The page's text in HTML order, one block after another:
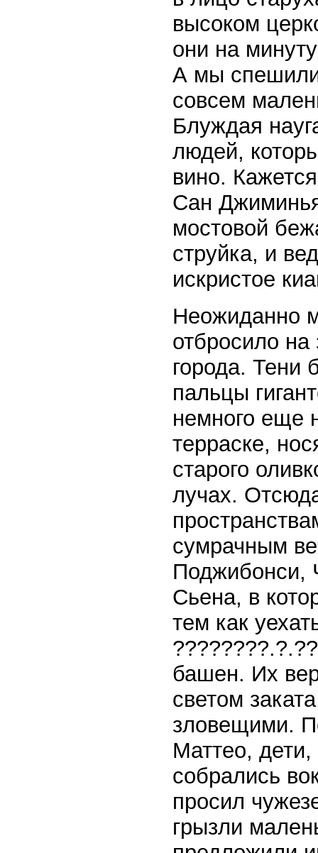
высоком
они на
А мы спешили
совсем
Блуждая
людей,
вино.
Сан
мостовой
струйка, и
искристое
Неожиданно
отбросило
города. Тени
пальцы
немного еще
терраске,
старого
лучах.
сумрачным
Поджибонси,
Сьена, в
тем как
башен. Их
светом
зловещими.
Маттео,
собрались
просил
грызли